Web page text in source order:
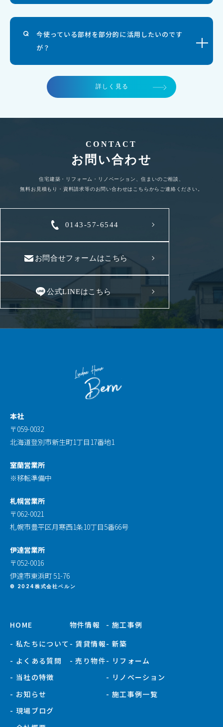
今使っている部材を部分的に活用したいのです
が？
詳しく見る
CONTACT
お問い合わせ
住宅建築・リフォーム・リノベーション、住まいのご相談、
無料お見積もり・資料請求等のお問い合わせはこちらからご連絡ください。
0143-57-6544
お問合せフォームはこちら
公式LINEはこちら
本社
〒059-0032
北海道登別市新生町1丁目17番地1
室蘭営業所
※移転準備中
札幌営業所
〒062-0021
札幌市豊平区月寒西1条10丁目5番66号
伊達営業所
〒052-0016
伊達市東浜町 51-76
© 2024株式会社ベルン
HOME
- 私たちについて
- よくある質問
- 当社の特徴
- お知らせ
- 現場ブログ
物件情報
- 賃貸情報
- 売り物件
- 施工事例
- 新築
- リフォーム
- リノベーション
- 施工事例一覧